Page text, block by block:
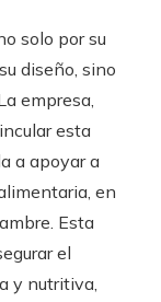
solo por su
diseño, sino
empresa,
esta
a apoyar a
en
Esta
el
y nutritiva,